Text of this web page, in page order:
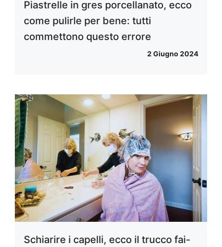
Piastrelle in gres porcellanato, ecco
come pulirle per bene: tutti
commettono questo errore
2 Giugno 2024
Schiarire i capelli, ecco il trucco fai-